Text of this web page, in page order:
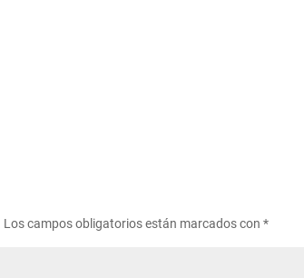
Los campos obligatorios están marcados con*